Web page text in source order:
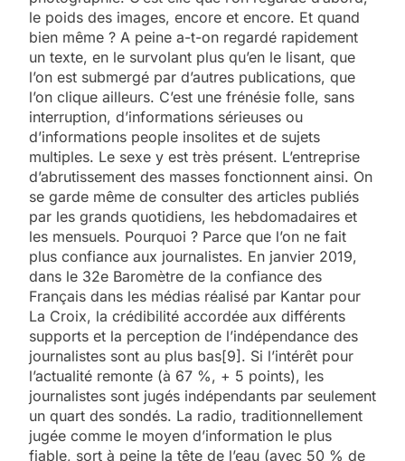
le poids des images, encore et encore. Et quand
bien même ? A peine a-t-on regardé rapidement
un texte, en le survolant plus qu’en le lisant, que
l’on est submergé par d’autres publications, que
l’on clique ailleurs. C’est une frénésie folle, sans
interruption, d’informations sérieuses ou
d’informations people insolites et de sujets
multiples. Le sexe y est très présent. L’entreprise
d’abrutissement des masses fonctionnent ainsi. On
se garde même de consulter des articles publiés
par les grands quotidiens, les hebdomadaires et
les mensuels. Pourquoi ? Parce que l’on ne fait
plus confiance aux journalistes. En janvier 2019,
dans le 32e Baromètre de la confiance des
Français dans les médias réalisé par Kantar pour
La Croix, la crédibilité accordée aux différents
supports et la perception de l’indépendance des
journalistes sont au plus bas[9]. Si l’intérêt pour
l’actualité remonte (à 67 %, + 5 points), les
journalistes sont jugés indépendants par seulement
un quart des sondés. La radio, traditionnellement
jugée comme le moyen d’information le plus
fiable, sort à peine la tête de l’eau (avec 50 % de